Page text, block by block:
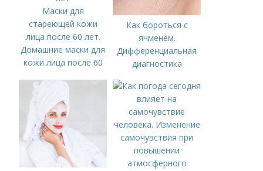
Маски для
стареющей кожи
лица после 60 лет.
Домашние маски для
кожи лица после 60
Как бороться с
ячменем.
Дифференциальная
диагностика